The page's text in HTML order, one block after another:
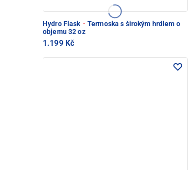
Hydro Flask · Termoska s širokým hrdlem o
objemu 32 oz
1.199 Kč